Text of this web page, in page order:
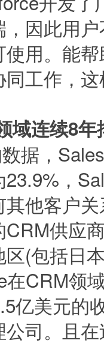
，因此用
使用。能
工作，
域连续8年
据，
，
其他客户
供应
(包括日
在CRM领
亿美元的
公司。且